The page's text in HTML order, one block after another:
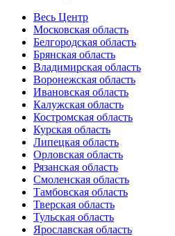
Весь Центр
Московская область
Белгородская область
Брянская область
Владимирская область
Воронежская область
Ивановская область
Калужская область
Костромская область
Курская область
Липецкая область
Орловская область
Рязанская область
Смоленская область
Тамбовская область
Тверская область
Тульская область
Ярославская область